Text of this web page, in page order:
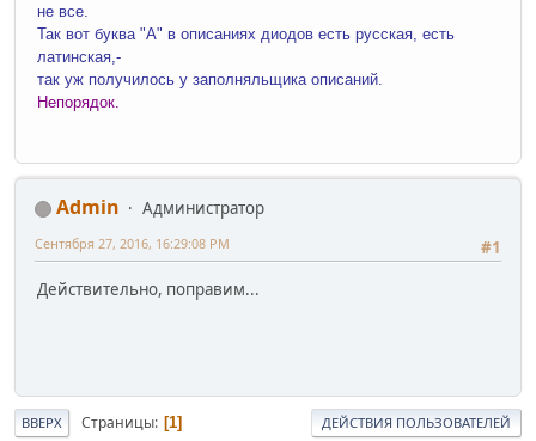
не все.
Так вот буква "А" в описаниях диодов есть русская, есть
латинская,-
так уж получилось у заполняльщика описаний.
Непорядок.
Admin
Администратор
#1
Сентября 27, 2016, 16:29:08 PM
Действительно, поправим...
ВВЕРХ Страницы 1 ДЕЙСТВИЯ ПОЛЬЗОВАТЕЛЕЙ